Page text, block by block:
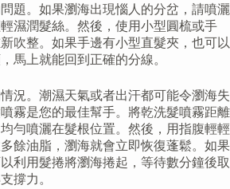
題。如果瀏海出現惱人的分岔，請噴灑
濕潤髮絲。然後，使用小型圓梳或手
吹整。如果手邊有小型直髮夾，也可以
馬上就能回到正確的分線。
況。潮濕天氣或者出汗都可能令瀏海失
霧是您的最佳幫手。將乾洗髮噴霧距離
勻噴灑在髮根位置。然後，用指腹輕輕
餘油脂，瀏海就會立即恢復蓬鬆。如果
利用髮捲將瀏海捲起，等待數分鐘後取
撐力。